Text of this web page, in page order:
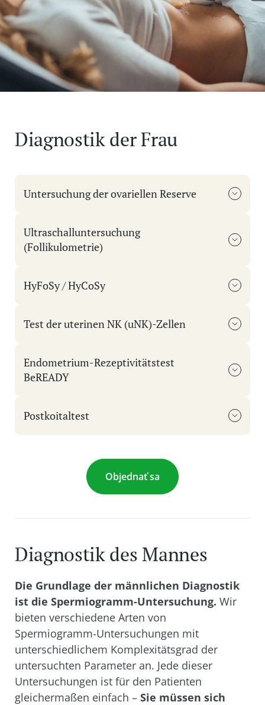
Diagnostik der Frau
Untersuchung der ovariellen Reserve
Ultraschalluntersuchung
(Follikulometrie)
HyFoSy / HyCoSy
Test der uterinen NK (uNK)-Zellen
Endometrium-Rezeptivitätstest
BeREADY
Postkoitaltest
Objednať sa
Diagnostik des Mannes
Die Grundlage der männlichen Diagnostik
ist die Spermiogramm-Untersuchung. Wir
bieten verschiedene Arten von
Spermiogramm-Untersuchungen mit
unterschiedlichem Komplexitätsgrad der
untersuchten Parameter an. Jede dieser
Untersuchungen ist für den Patienten
gleichermaßen einfach – Sie müssen sich